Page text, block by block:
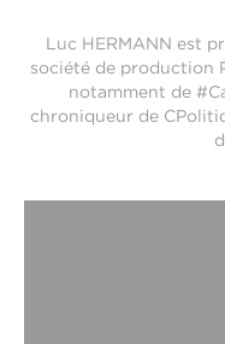
Luc HERMANN est
société de production
notamment de
chroniqueur de